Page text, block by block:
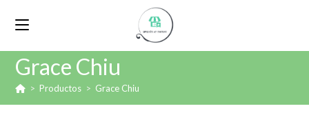
Grace Chiu
> Productos > Grace Chiu